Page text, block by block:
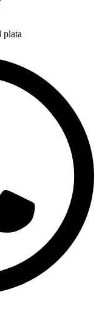
plata